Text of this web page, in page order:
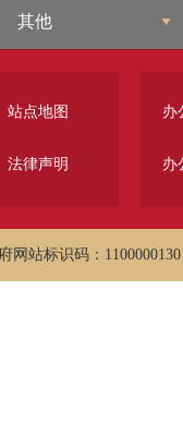
其他
站点地图
法律声明
办
办
网站标识码：1100000130